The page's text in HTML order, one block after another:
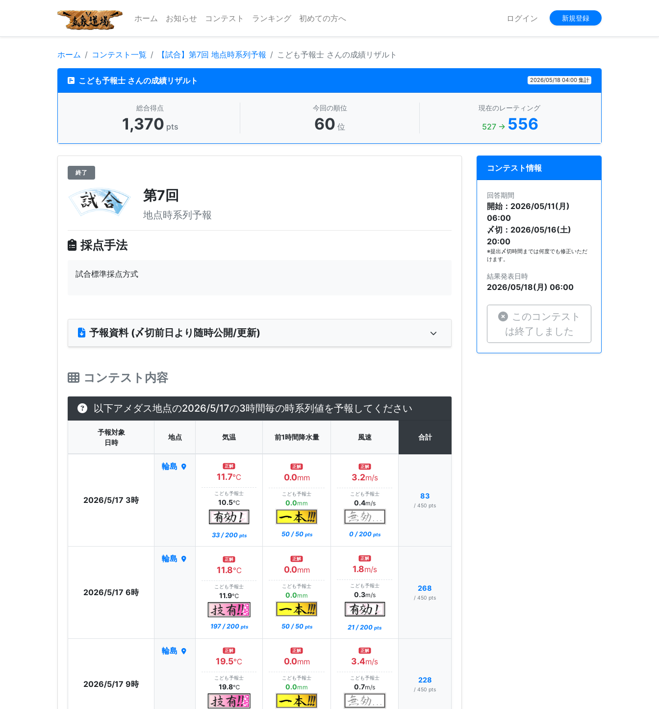
ホーム お知らせ コンテスト ランキング 初めての方へ ログイン 新規登録
ホーム コンテスト一覧 【試合】第7回 地点時系列予報 こども予報士 さんの成績リザルト
こども予報士 さんの成績リザルト 2026/05/18 04:00 集計
総合得点
1,370 pts
今回の順位
60 位
現在のレーティング
527 → 556
終了
第7回
地点時系列予報
採点手法
試合標準採点方式
予報資料 (〆切前日より随時公開/更新)
コンテスト内容
以下アメダス地点の2026/5/17の3時間毎の時系列値を予報してください
予報対象
日時
地点 気温 前1時間降水量 風速 合計
2026/5/17 3時
輪島 正解
11.7℃
こども予報士
10.5℃
33 / 200 pts
正解
0.0mm
こども予報士
0.0mm
50 / 50 pts
正解
3.2m/s
こども予報士
0.4m/s
0 / 200 pts
83
/ 450 pts
2026/5/17 6時
輪島 正解
11.8℃
こども予報士
11.9℃
197 / 200 pts
正解
0.0mm
こども予報士
0.0mm
50 / 50 pts
正解
1.8m/s
こども予報士
0.3m/s
21 / 200 pts
268
/ 450 pts
2026/5/17 9時
輪島 正解
19.5℃
こども予報士
19.8℃
正解
0.0mm
こども予報士
0.0mm
正解
3.4m/s
こども予報士
0.7m/s
228
/ 450 pts
コンテスト情報
回答期間
開始：2026/05/11(月)
06:00
〆切：2026/05/16(土)
20:00
※提出〆切時間までは何度でも修正いただ
けます。
結果発表日時
2026/05/18(月) 06:00
このコンテスト
は終了しました